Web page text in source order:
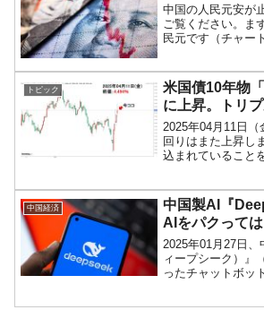
中国の人民元安が
ご覧ください。ま
民元です（チャー
より引用：以下同
では、2023年09月
＝7.3440元」。週
トピック
米国債10年物
に上昇。トリ
2025年04月11日（
回りはまた上昇し
込まれていること
ートは『
同）。米国債の売
して、以下が挙げ
中国経済
中国製AI『
AIをパクっては
2025年01月27日
ィープシーク）』
ったチャットボッ
『OpenAI』の『
を持つが、ずっ